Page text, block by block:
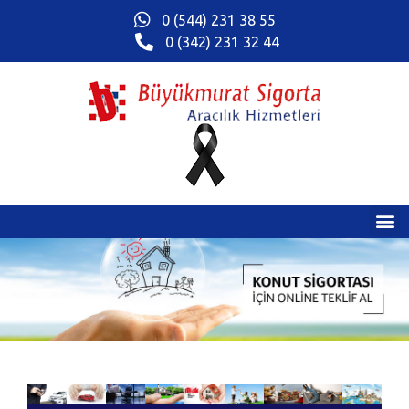
0 (544) 231 38 55
0 (342) 231 32 44